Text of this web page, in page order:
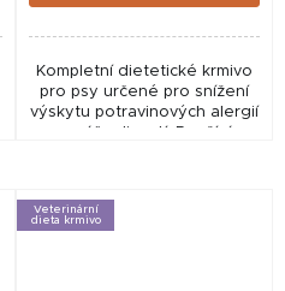
Kompletní dietetické krmivo
pro psy určené pro snížení
výskytu potravinových alergií
Veterinární
dieta krmivo